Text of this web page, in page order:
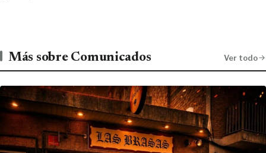
Más sobre Comunicados Ver todo